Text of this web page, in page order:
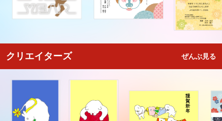
クリエイターズ ぜんぶ見る